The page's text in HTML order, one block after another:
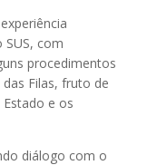
com
procedimentos
Filas, fruto de
e os
diálogo com o